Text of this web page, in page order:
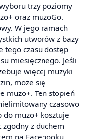
trzy poziomy
oraz muzoGo.
W jego ramach
utworów z bazy
tego czasu dostęp
miesięcznego. Jeśli
więcej muzyki
może się
muzo+. Ten stopień
czasowo
do muzo+ kosztuje
zgodny z duchem
na Facebooku